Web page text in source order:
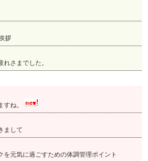
拶
れさまでした。
ね。
まして
を元気に過ごすための体調管理ポイント